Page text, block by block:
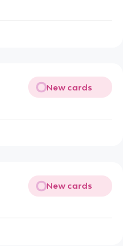
New cards
New cards